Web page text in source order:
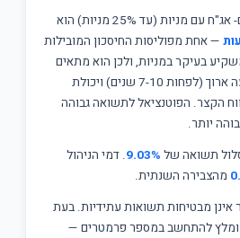
הראל מסלול עוקב מדדים- אג"ח עם מניות (עד 25% מניות) הוא
— אחת מפוליסות החיסכון המובילות
בעיקר במניות, ולכן הוא מתאים
לחוסכים עם אופק השקעה ארוך (לפחות 7-10 שנים) ויכולת
הקצר. הפוטנציאל לתשואה גבוהה
יותר.
תשואה של 9.03%. דמי הניהול
מהצבירה השנתית.
אינן מבטיחות תשואות עתידיות. בעת
להתחשב במספר פרמטרים —